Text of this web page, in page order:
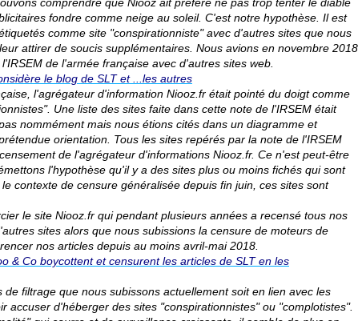
fondre comme neige au soleil. C'est notre hypothèse. Il est
comme site "conspirationniste" avec d'autres sites que nous
attirer de soucis supplémentaires. Nous avions en novembre 2018
de l'armée française avec d'autres sites web.
le blog de SLT et ...les autres
l'agrégateur d'information Niooz.fr était pointé du doigt comme
Une liste des sites faite dans cette note de l'IRSEM était
nommément mais nous étions cités dans un diagramme et
orientation. Tous les sites repérés par la note de l'IRSEM
de l'agrégateur d'informations Niooz.fr. Ce n'est peut-être
l'hypothèse qu'il y a des sites plus ou moins fichés qui sont
contexte de censure généralisée depuis fin juin, ces sites sont
le site Niooz.fr qui pendant plusieurs années a recensé tous nos
sites alors que nous subissions la censure de moteurs de
nos articles depuis au moins avril-mai 2018.
& Co boycottent et censurent les articles de SLT en les
filtrage que nous subissons actuellement soit en lien avec les
accuser d'héberger des sites "conspirationnistes" ou "complotistes".